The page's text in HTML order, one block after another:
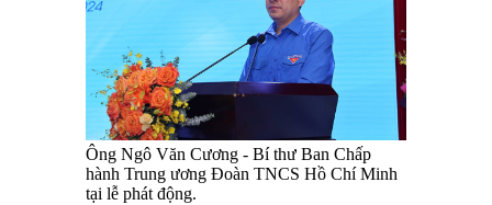
Ông Ngô Văn Cương - Bí thư Ban Chấp
hành Trung ương Đoàn TNCS Hồ Chí Minh
tại lễ phát động.